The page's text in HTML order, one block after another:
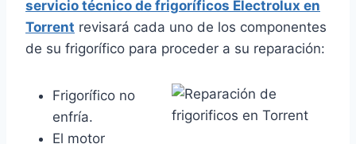
servicio técnico de frigoríficos Electrolux en
Torrent revisará cada uno de los componentes
de su frigorífico para proceder a su reparación:
Frigorífico no
enfría.
El motor